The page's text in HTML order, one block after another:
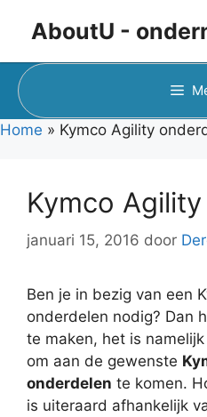
inhoud
AboutU -
Home » Kymco Agility
Kymco
januari 15, 2016 door
Ben je in bezig van een
onderdelen nodig? Dan
te maken, het is
om aan de gewenste
onderdelen te komen.
is uiteraard afhankelijk